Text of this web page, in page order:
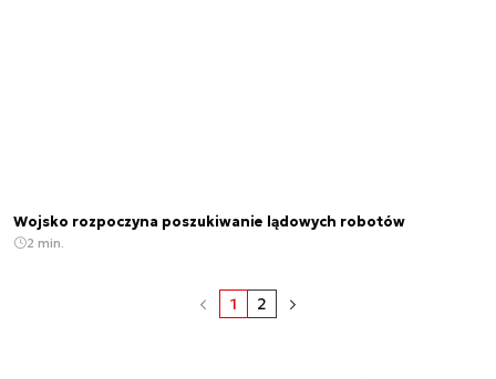
Wojsko rozpoczyna poszukiwanie lądowych robotów
2 min.
1 2